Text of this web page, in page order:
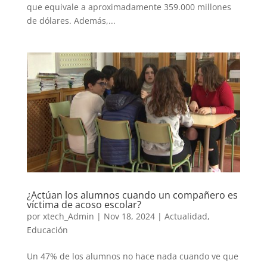
que equivale a aproximadamente 359.000 millones
de dólares. Además,...
¿Actúan los alumnos cuando un compañero es
víctima de acoso escolar?
por xtech_Admin | Nov 18, 2024| Actualidad,
Educación
Un 47% de los alumnos no hace nada cuando ve que